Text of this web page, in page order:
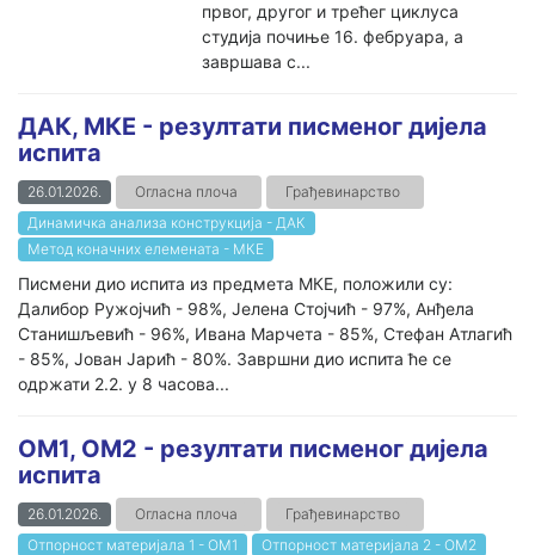
првог, другог и трећег циклуса
студија почиње 16. фебруара, а
завршава с...
ДАК, МКЕ - резултати писменог дијела
испита
26.01.2026. Огласна плоча
Грађевинарство
Динамичка анализа конструкција - ДАК
Метод коначних елемената - МКЕ
Писмени дио испита из предмета МКЕ, положили су:
Далибор Ружојчић - 98%, Јелена Стојчић - 97%, Анђела
Станишљевић - 96%, Ивана Марчета - 85%, Стефан Атлагић
- 85%, Јован Јарић - 80%. Завршни дио испита ће се
одржати 2.2. у 8 часова...
ОМ1, ОМ2 - резултати писменог дијела
испита
26.01.2026. Огласна плоча
Грађевинарство
Отпорност материјала 1 - ОМ1
Отпорност материјала 2 - ОМ2